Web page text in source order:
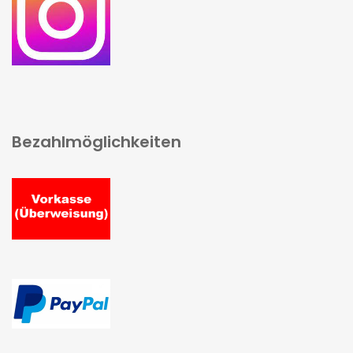
Bezahlmöglichkeiten